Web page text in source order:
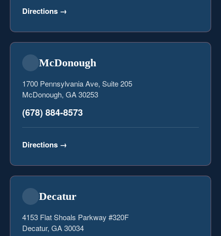
Directions →
McDonough
1700 Pennsylvania Ave, Suite 205
McDonough, GA 30253
(678) 884-8573
Directions →
Decatur
4153 Flat Shoals Parkway #320F
Decatur, GA 30034